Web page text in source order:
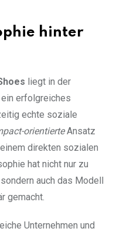
hinter
liegt in der
erfolgreiches
echte soziale
orientierteAnsatz
direkten sozialen
hat nicht nur zu
auch das Modell
gemacht.
Unternehmen und